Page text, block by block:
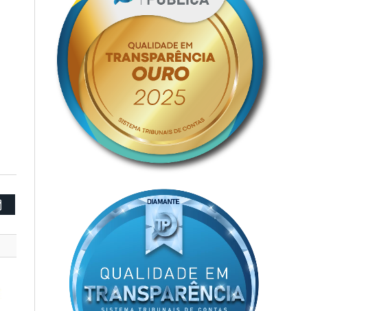
Email